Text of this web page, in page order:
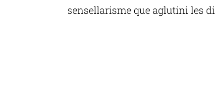
sensellarisme que aglutini les